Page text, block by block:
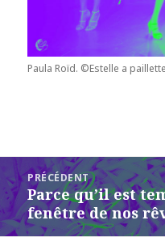
Paula Roïd. ©Estelle a paillette
Navigation
de
l’article
PRÉCÉDENT
Article
précédent :
Parce qu’il est
fenêtre de nos